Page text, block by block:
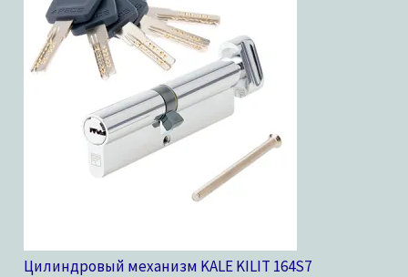
Цилиндровый механизм KALE KILIT 164S7